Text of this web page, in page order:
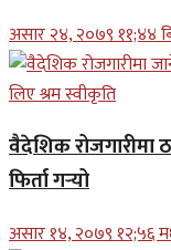
असार २४, २०७९ ११;४४
वैदेशिक रोजगारीमा
फिर्ता गर्‍यो
असार १४, २०७९ १२;५६